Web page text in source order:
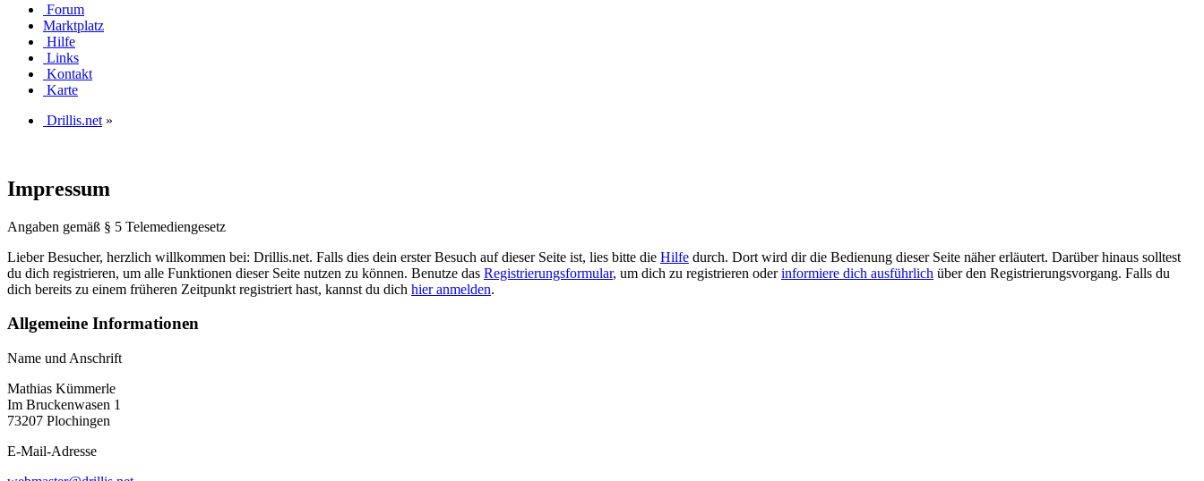
Forum
Marktplatz
Hilfe
Links
Kontakt
Karte
Drillis.net »
Impressum
Angaben gemäß § 5 Telemediengesetz
Lieber Besucher, herzlich willkommen bei: Drillis.net. Falls dies dein erster Besuch auf dieser Seite ist, lies bitte die Hilfe durch. Dort wird dir die Bedienung dieser Seite näher erläutert. Darüber hinaus solltest
du dich registrieren, um alle Funktionen dieser Seite nutzen zu können. Benutze das Registrierungsformular, um dich zu registrieren oderinformiere dich ausführlich über den Registrierungsvorgang. Falls du
dich bereits zu einem früheren Zeitpunkt registriert hast, kannst du dich hier anmelden.
Allgemeine Informationen
Name und Anschrift
Mathias Kümmerle
Im Bruckenwasen 1
73207 Plochingen
E-Mail-Adresse